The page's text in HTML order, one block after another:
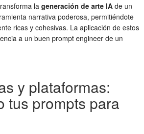
la generación de arte IA de un
narrativa poderosa, permitiéndote
ricas y cohesivas. La aplicación de estos
a un buen prompt engineer de un
y plataformas:
tus prompts para